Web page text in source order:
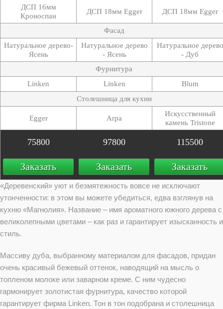
ДСП 16мм
Кроноспан
ДСП 18мм Egger ДСП 18мм Egger
Фасад
Натуральное дерево-
Ясень
Натуральное дерево
- Ясень
Натуральное дерево
- Дуб
Фурнитура
Linken
Linken
Blum
Столешница для кухни
Egger Arpa
Искусственный
камень Tristone
75800 97800 115500
Заказать Заказать Заказать
«Деревенский» уют и безмятежность вовсе не исключают
утонченности: в этом вы можете убедиться, едва взглянув на
кухню «Магнолия». Название – имя ароматного южного дерева с
великолепными цветами – как раз и гарантирует изысканность и
стиль.
Массиву дуба, выбранному материалом для фасадов, придан
очень красивый бежевый оттенок, наводящий на мысль о
топленом молоке или заварном креме. С ним чудесно
гармонирует золотистая фурнитура, качество которой
гарантирует фирма Linken. Тон в тон подобрана и столешница